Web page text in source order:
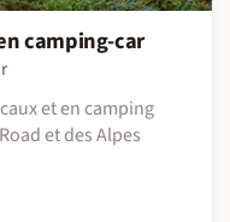
camping-car
et en camping
et des Alpes